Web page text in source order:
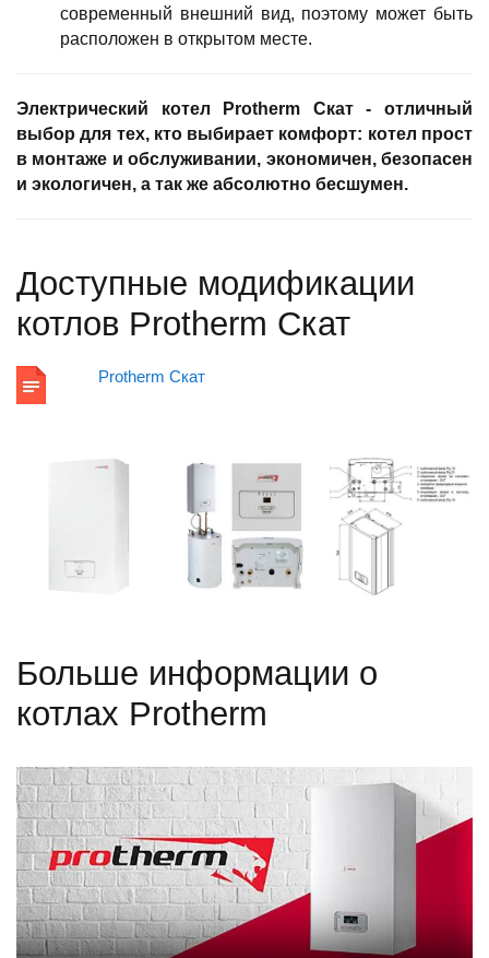
современный внешний вид, поэтому может быть
расположен в открытом месте.
Электрический котел Protherm Скат - отличный
выбор для тех, кто выбирает комфорт: котел прост
в монтаже и обслуживании, экономичен, безопасен
и экологичен, а так же абсолютно бесшумен.
Доступные модификации
котлов Protherm Скат
Protherm Скат
Больше информации о
котлах Protherm